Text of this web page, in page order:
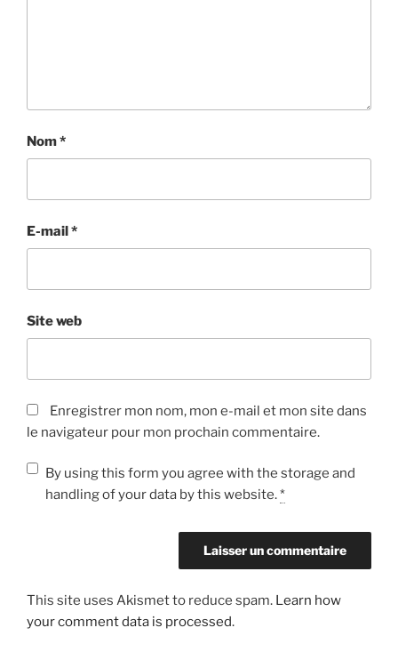
Nom*
E-mail*
Site web
Enregistrer mon nom, mon e-mail et mon site dans
le navigateur pour mon prochain commentaire.
By using this form you agree with the storage and
handling of your data by this website.*
This site uses Akismet to reduce spam. Learn how
your comment data is processed.